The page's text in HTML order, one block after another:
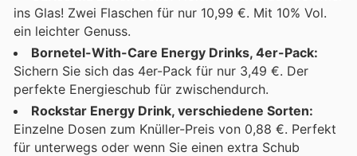
ins Glas! Zwei Flaschen für nur 10,99 €. Mit 10% Vol.
ein leichter Genuss.
Bornetel-With-Care Energy Drinks, 4er-Pack:
Sichern Sie sich das 4er-Pack für nur 3,49 €. Der
perfekte Energieschub für zwischendurch.
Rockstar Energy Drink, verschiedene Sorten:
Einzelne Dosen zum Knüller-Preis von 0,88 €. Perfekt
für unterwegs oder wenn Sie einen extra Schub